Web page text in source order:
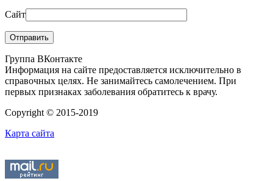
Сайт
Группа ВКонтакте
Информация на сайте предоставляется исключительно в
справочных целях. Не занимайтесь самолечением. При
первых признаках заболевания обратитесь к врачу.
Copyright © 2015-2019
Карта сайта